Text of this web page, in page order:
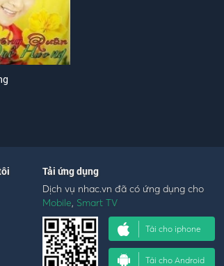
Tải ứng dụng
Dịch vụ nhac.vn đã có ứng dụng cho
Mobile, Smart TV
Tải cho iphone
Tải cho Android